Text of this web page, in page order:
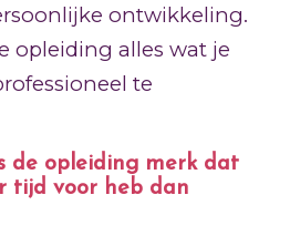
ontwikkeling.
opleiding alles wat je
te
de opleiding merk dat
tijd voor heb dan